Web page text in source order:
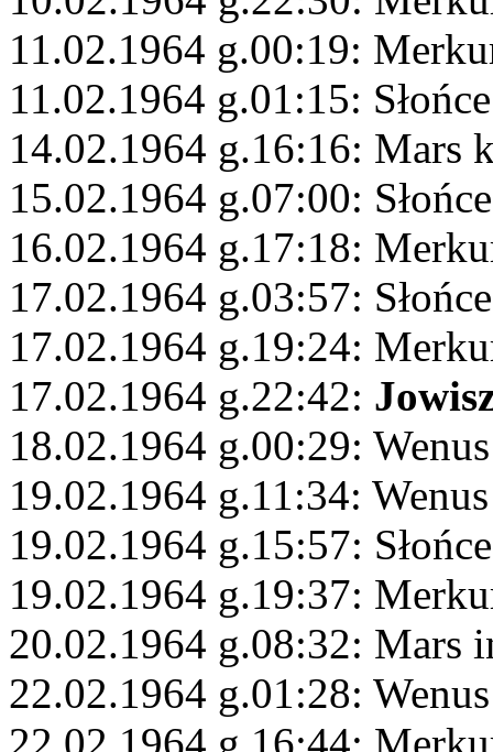
11.02.1964 g.00:19:
11.02.1964 g.01:15:
14.02.1964 g.16:16: Mars
15.02.1964 g.07:00:
16.02.1964 g.17:18:
17.02.1964 g.03:57:
17.02.1964 g.19:24:
17.02.1964 g.22:42:
18.02.1964 g.00:29:
19.02.1964 g.11:34:
19.02.1964 g.15:57:
19.02.1964 g.19:37:
20.02.1964 g.08:32: Mars
22.02.1964 g.01:28:
22.02.1964 g.16:44: